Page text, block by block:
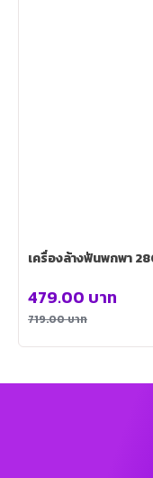
เครื่องล้างฟันพกพา
719.00บาท
479.00 บาท